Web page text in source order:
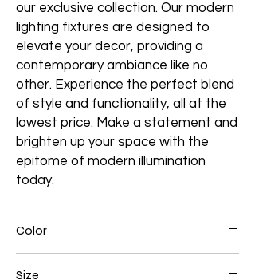
our exclusive collection. Our modern
lighting fixtures are designed to
elevate your decor, providing a
contemporary ambiance like no
other. Experience the perfect blend
of style and functionality, all at the
lowest price. Make a statement and
brighten up your space with the
epitome of modern illumination
today.
Color
Size